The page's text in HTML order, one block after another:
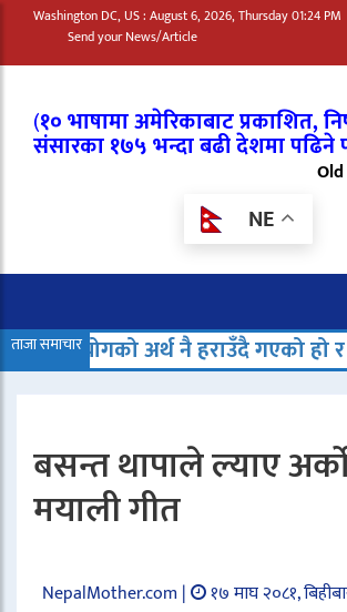
Washington DC, US : August 6, 2026, Thursday 01:24 PM
Send your News/Article
(१० भाषामा अमेरिकाबाट प्रकाशित,
संसारका १७५ भन्दा बढी देशमा पढिने
NE
ताजा समाचार
अर्थ नै हराउँदै गएको हो र ? |
बसन्त थापाले ल्याए
मयाली गीत
NepalMother.com | १७ माघ २०८१,